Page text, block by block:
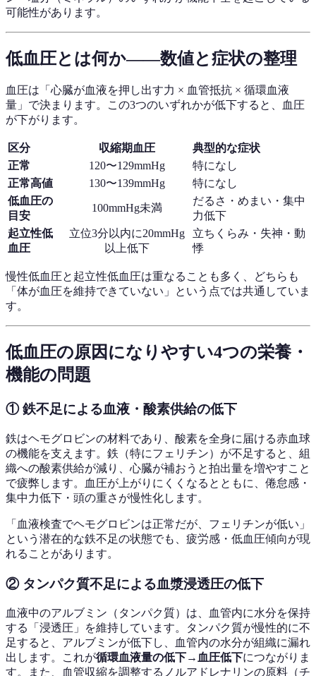
可能性があります。
低血圧とは何か——数値と症状の整理
血圧は「心臓が血液を押し出す力 × 血管抵抗 × 循環血液
量」で決まります。この3つのいずれかが低下すると、血圧
が下がります。
区分 収縮期血圧
典型的な症状
正常
120〜129mmHg
特になし
正常高値
130〜139mmHg
特になし
低血圧の
目安
100mmHg未満
だるさ・めまい・集中
力低下
起立性低
血圧
立位3分以内に20mmHg
以上低下
立ちくらみ・失神・動
悸
慢性低血圧と起立性低血圧は重なることも多く、どちらも
「体が血圧を維持できていない」という点では共通していま
す。
低血圧の原因になりやすい4つの栄養・
機能の問題
① 鉄不足による血液・酸素供給の低下
鉄はヘモグロビンの材料であり、酸素を全身に届ける赤血球
の機能を支えます。鉄（特にフェリチン）が不足すると、組
織への酸素供給が減り、心臓が補おうと拍出量を増やすこと
で疲弊します。血圧が上がりにくくなるとともに、倦怠感・
集中力低下・頭の重さが慢性化します。
「血液検査でヘモグロビンは正常だが、フェリチンが低い」
という潜在的な鉄不足の状態でも、疲労感・低血圧傾向が現
れることがあります。
② タンパク質不足による血漿浸透圧の低下
血液中のアルブミン（タンパク質）は、血管内に水分を保持
する「浸透圧」を維持しています。タンパク質が慢性的に不
足すると、アルブミンが低下し、血管内の水分が組織に漏れ
出します。これが循環血液量の低下→血圧低下につながりま
す。また、血管収縮を調整するノルアドレナリンの原料（チ